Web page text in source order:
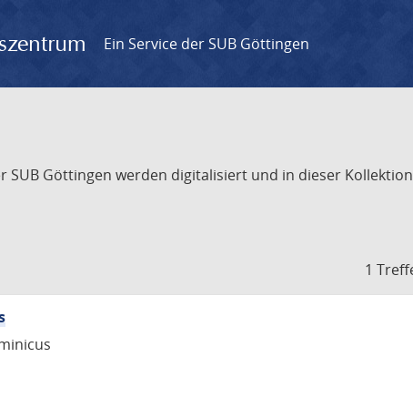
Ein Service der SUB Göttingen
SUB Göttingen werden digitalisiert und in dieser
1